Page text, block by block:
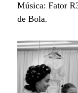
Música: Fator
de Bola.